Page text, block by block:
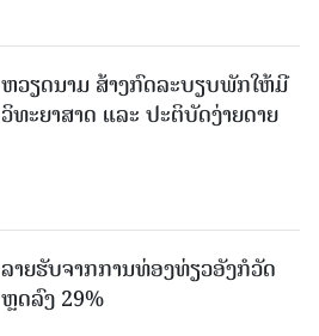
ຫວຽດນາມ ສ້າງກົດລະບຽບພັກໃຫ້ມີ
ວິທະຍາສາດ ແລະ ປະຕິບັດງ່າຍດາຍ
ລາຍຮັບຈາກການທ່ອງທ່ຽວອັງກໍວັດ
ຫຼດລົງ 29%